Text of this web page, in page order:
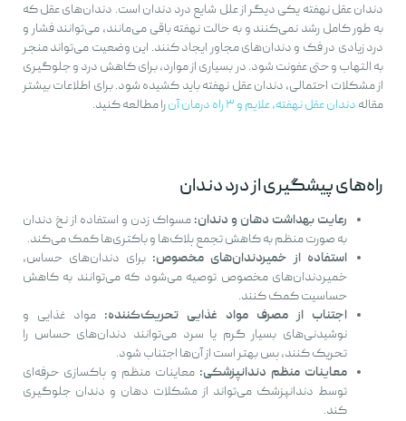
دندان عقل نهفته یکی دیگر از علل شایع درد دندان است. دندان‌های عقل که
به طور کامل رشد نمی‌کنند و به حالت نهفته باقی می‌مانند، می‌توانند فشار و
درد زیادی در فک و دندان‌های مجاور ایجاد کنند. این وضعیت می‌تواند منجر
به التهاب و حتی عفونت شود. در بسیاری از موارد، برای کاهش درد و جلوگیری
از مشکلات احتمالی، دندان عقل نهفته باید کشیده شود. برای اطلاعات بیشتر
مقاله دندان عقل نهفته، علایم و ۳ راه‌ درمان آن را مطالعه کنید.
راه‌های پیشگیری از درد دندان
رعایت بهداشت دهان و دندان: مسواک زدن و استفاده از نخ دندان
به صورت منظم به کاهش تجمع پلاک‌ها و باکتری‌ها کمک می‌کند.
استفاده از خمیردندان‌های مخصوص: برای دندان‌های حساس،
خمیردندان‌های مخصوص توصیه می‌شود که می‌توانند به کاهش
حساسیت کمک کنند.
اجتناب از مصرف مواد غذایی تحریک‌کننده: مواد غذایی و
نوشیدنی‌های بسیار گرم یا سرد می‌توانند دندان‌های حساس را
تحریک کنند، پس بهتر است از آن‌ها اجتناب شود.
معاینات منظم دندانپزشکی: معاینات منظم و پاکسازی حرفه‌ای
توسط دندانپزشک می‌تواند از مشکلات دهان و دندان جلوگیری
کند.